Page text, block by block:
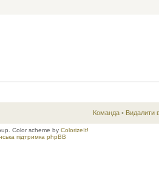
Команда • Видалити
Color scheme by ColorizeIt!
підтримка phpBB